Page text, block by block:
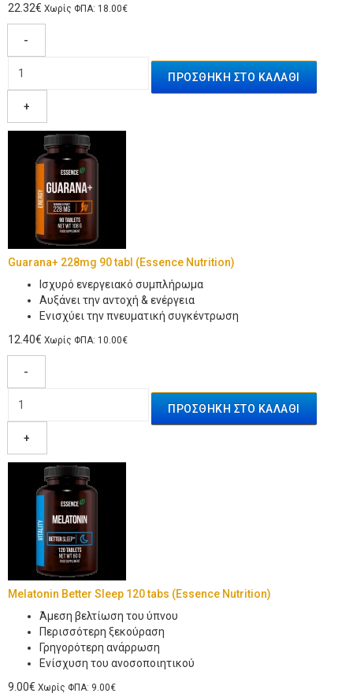
22.32€ Χωρίς ΦΠΑ: 18.00€
-
+
Guarana+ 228mg 90 tabl (Essence Nutrition)
Iσχυρό ενεργειακό συμπλήρωμα
Αυξάνει την αντοχή & ενέργεια
Ενισχύει την πνευματική συγκέντρωση
12.40€ Χωρίς ΦΠΑ: 10.00€
-
+
Melatonin Better Sleep 120 tabs (Essence Nutrition)
Άμεση βελτίωση του ύπνου
Περισσότερη ξεκούραση
Γρηγορότερη ανάρρωση
Ενίσχυση του ανοσοποιητικού
9.00€ Χωρίς ΦΠΑ: 9.00€